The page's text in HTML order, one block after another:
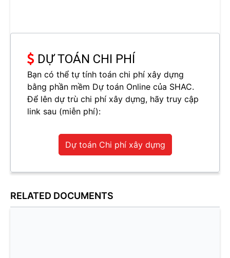
DỰ TOÁN CHI PHÍ
Bạn có thể tự tính toán chi phí xây dựng
bằng phần mềm Dự toán Online của SHAC.
Để lên dự trù chi phí xây dựng, hãy truy cập
link sau (miễn phí):
Dự toán Chi phí xây dựng
RELATED DOCUMENTS